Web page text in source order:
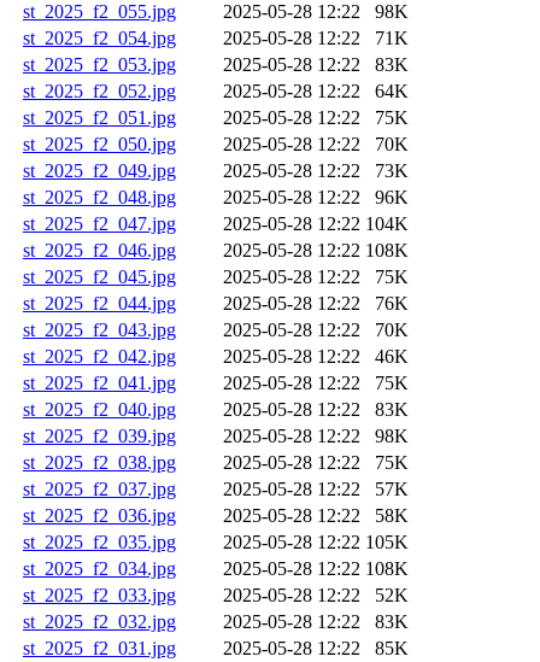
st_2025_f2_055.jpg 2025-05-28 12:22
98K
st_2025_f2_054.jpg
2025-05-28 12:22
71K
st_2025_f2_053.jpg
2025-05-28 12:22
83K
st_2025_f2_052.jpg
2025-05-28 12:22
64K
st_2025_f2_051.jpg
2025-05-28 12:22
75K
st_2025_f2_050.jpg
2025-05-28 12:22
70K
st_2025_f2_049.jpg
2025-05-28 12:22
73K
st_2025_f2_048.jpg
2025-05-28 12:22
96K
st_2025_f2_047.jpg
2025-05-28 12:22 104K
st_2025_f2_046.jpg
2025-05-28 12:22 108K
st_2025_f2_045.jpg
2025-05-28 12:22
75K
st_2025_f2_044.jpg
2025-05-28 12:22
76K
st_2025_f2_043.jpg
2025-05-28 12:22
70K
st_2025_f2_042.jpg
2025-05-28 12:22
46K
st_2025_f2_041.jpg
2025-05-28 12:22
75K
st_2025_f2_040.jpg
2025-05-28 12:22
83K
st_2025_f2_039.jpg
2025-05-28 12:22
98K
st_2025_f2_038.jpg
2025-05-28 12:22
75K
st_2025_f2_037.jpg
2025-05-28 12:22
57K
st_2025_f2_036.jpg
2025-05-28 12:22
58K
st_2025_f2_035.jpg
2025-05-28 12:22 105K
st_2025_f2_034.jpg
2025-05-28 12:22 108K
st_2025_f2_033.jpg
2025-05-28 12:22
52K
st_2025_f2_032.jpg
2025-05-28 12:22
83K
st_2025_f2_031.jpg
2025-05-28 12:22
85K